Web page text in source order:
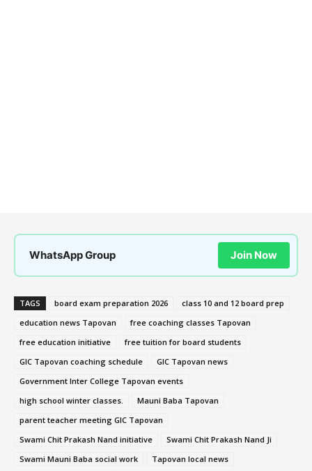
WhatsApp Group Join Now
TAGS board exam preparation 2026
class 10 and 12 board prep
education news Tapovan
free coaching classes Tapovan
free education initiative
free tuition for board students
GIC Tapovan coaching schedule
GIC Tapovan news
Government Inter College Tapovan events
high school winter classes.
Mauni Baba Tapovan
parent teacher meeting GIC Tapovan
Swami Chit Prakash Nand initiative
Swami Chit Prakash Nand Ji
Swami Mauni Baba social work
Tapovan local news